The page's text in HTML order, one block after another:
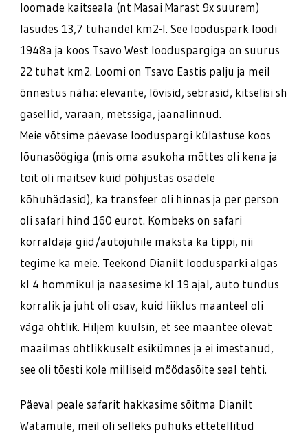
loomade kaitseala (nt Masai Marast 9x suurem)
lasudes 13,7 tuhandel km2-l. See looduspark loodi
1948a ja koos Tsavo West looduspargiga on suurus
22 tuhat km2. Loomi on Tsavo Eastis palju ja meil
õnnestus näha: elevante, lõvisid, sebrasid, kitselisi sh
gasellid, varaan, metssiga, jaanalinnud.
Meie võtsime päevase looduspargi külastuse koos
lõunasöögiga (mis oma asukoha mõttes oli kena ja
toit oli maitsev kuid põhjustas osadele
kõhuhädasid), ka transfeer oli hinnas ja per person
oli safari hind 160 eurot. Kombeks on safari
korraldaja giid/autojuhile maksta ka tippi, nii
tegime ka meie. Teekond Dianilt loodusparki algas
kl 4 hommikul ja naasesime kl 19 ajal, auto tundus
korralik ja juht oli osav, kuid liiklus maanteel oli
väga ohtlik. Hiljem kuulsin, et see maantee olevat
maailmas ohtlikkuselt esikümnes ja ei imestanud,
see oli tõesti kole milliseid möödasõite seal tehti.
Päeval peale safarit hakkasime sõitma Dianilt
Watamule, meil oli selleks puhuks ettetellitud